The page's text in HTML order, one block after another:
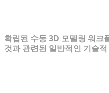
확립된 수동 3D 모델링 워크
것과 관련된 일반적인 기술